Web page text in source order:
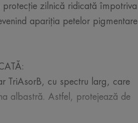
protecție zilnică ridicată împotriva
apariția petelor pigmentare
TriAsorB, cu spectru larg, care
albastră. Astfel, protejează de